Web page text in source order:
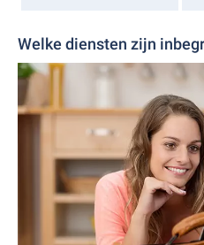
Welke diensten zijn